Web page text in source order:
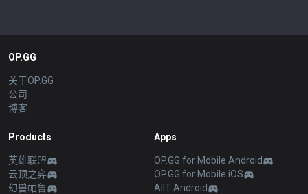
OP.GG
关于OP.GG
公司
博客
Products
英雄联盟
云顶之弈
幻兽帕鲁
Apps
OP.GG for Mobile Android
OP.GG for Mobile iOS
AllT Android